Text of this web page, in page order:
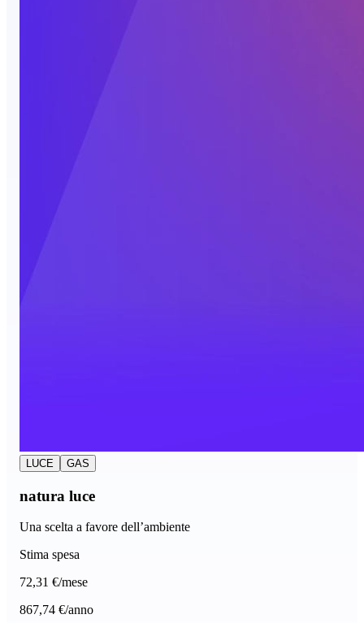
LUCE GAS
natura luce
Una scelta a favore dell’ambiente
Stima spesa
72,31 €/mese
867,74 €/anno